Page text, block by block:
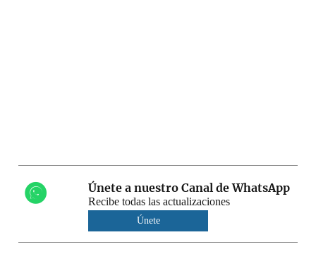
Únete a nuestro Canal de WhatsApp
Recibe todas las actualizaciones
Únete